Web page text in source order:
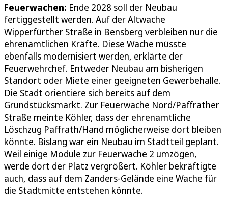
Feuerwachen: Ende 2028 soll der Neubau
fertiggestellt werden. Auf der Altwache
Wipperfürther Straße in Bensberg verbleiben nur die
ehrenamtlichen Kräfte. Diese Wache müsste
ebenfalls modernisiert werden, erklärte der
Feuerwehrchef. Entweder Neubau am bisherigen
Standort oder Miete einer geeigneten Gewerbehalle.
Die Stadt orientiere sich bereits auf dem
Grundstücksmarkt. Zur Feuerwache Nord/Paffrather
Straße meinte Köhler, dass der ehrenamtliche
Löschzug Paffrath/Hand möglicherweise dort bleiben
könnte. Bislang war ein Neubau im Stadtteil geplant.
Weil einige Module zur Feuerwache 2 umzögen,
werde dort der Platz vergrößert. Köhler bekräftigte
auch, dass auf dem Zanders-Gelände eine Wache für
die Stadtmitte entstehen könnte.